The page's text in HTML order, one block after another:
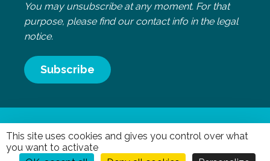
You may unsubscribe at any moment. For that
purpose, please find our contact info in the legal
notice.
Mentions légales|Politique de confidentialité- Réalisation
Mediapilote Normandie
This site uses cookies and gives you control over what
you want to activate